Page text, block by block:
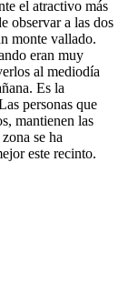
el atractivo más
observar a las dos
monte vallado.
eran muy
al mediodía
Es la
personas que
mantienen las
se ha
este recinto.